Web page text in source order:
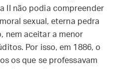
II não podia compreender
sexual, eterna pedra
nem aceitar a menor
Por isso, em 1886, o
os que se professavam